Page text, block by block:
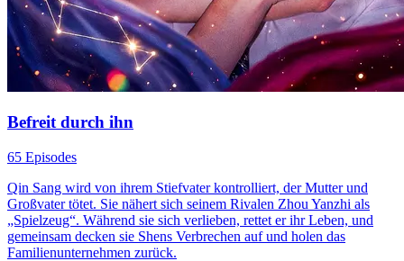
Befreit durch ihn
65 Episodes
Qin Sang wird von ihrem Stiefvater kontrolliert, der Mutter und
Großvater tötet. Sie nähert sich seinem Rivalen Zhou Yanzhi als
„Spielzeug“. Während sie sich verlieben, rettet er ihr Leben, und
gemeinsam decken sie Shens Verbrechen auf und holen das
Familienunternehmen zurück.